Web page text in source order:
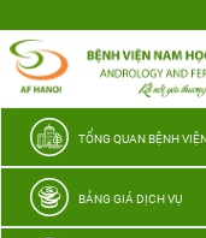
thương
TỔNG QUAN BỆNH
BẢNG GIÁ DỊCH VỤ